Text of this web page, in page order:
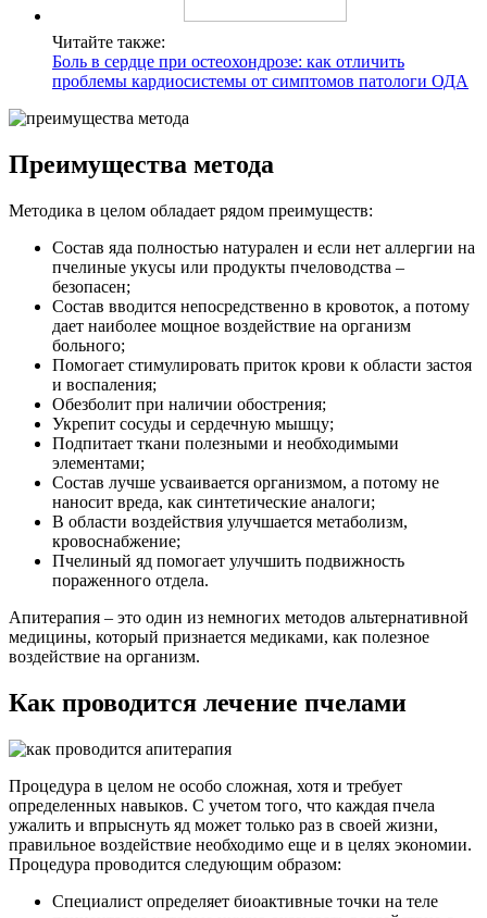
Читайте также:
Боль в сердце при остеохондрозе: как отличить
проблемы кардиосистемы от симптомов патологи ОДА
Преимущества метода
Методика в целом обладает рядом преимуществ:
Состав яда полностью натурален и если нет аллергии на
пчелиные укусы или продукты пчеловодства –
безопасен;
Состав вводится непосредственно в кровоток, а потому
дает наиболее мощное воздействие на организм
больного;
Помогает стимулировать приток крови к области застоя
и воспаления;
Обезболит при наличии обострения;
Укрепит сосуды и сердечную мышцу;
Подпитает ткани полезными и необходимыми
элементами;
Состав лучше усваивается организмом, а потому не
наносит вреда, как синтетические аналоги;
В области воздействия улучшается метаболизм,
кровоснабжение;
Пчелиный яд помогает улучшить подвижность
пораженного отдела.
Апитерапия – это один из немногих методов альтернативной
медицины, который признается медиками, как полезное
воздействие на организм.
Как проводится лечение пчелами
Процедура в целом не особо сложная, хотя и требует
определенных навыков. С учетом того, что каждая пчела
ужалить и впрыснуть яд может только раз в своей жизни,
правильное воздействие необходимо еще и в целях экономии.
Процедура проводится следующим образом:
Специалист определяет биоактивные точки на теле